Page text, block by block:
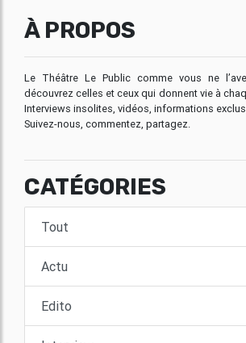
À PROPOS
Le Théâtre Le Public comme vous ne
découvrez celles et ceux qui donnent vie à
Interviews insolites, vidéos, informations
Suivez-nous, commentez, partagez.
CATÉGORIES
Tout
Actu
Edito